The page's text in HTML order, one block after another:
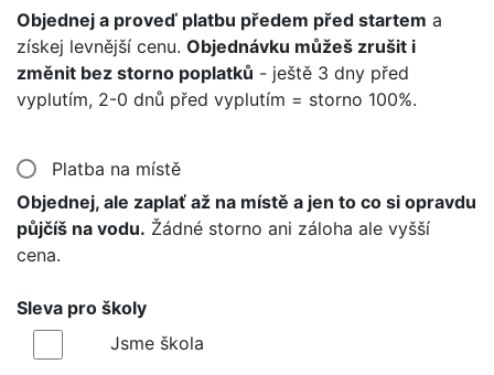
Objednej a proveď platbu předem před startem a
získej levnější cenu. Objednávku můžeš zrušit i
změnit bez storno poplatků - ještě 3 dny před
vyplutím, 2-0 dnů před vyplutím = storno 100%.
Platba na místě
Objednej, ale zaplať až na místě a jen to co si opravdu
půjčíš na vodu. Žádné storno ani záloha ale vyšší
cena.
Sleva pro školy
Jsme škola